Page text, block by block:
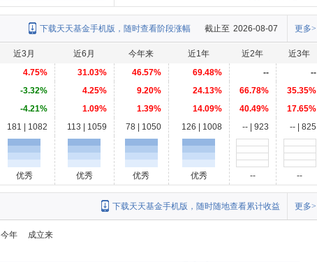
更多>
截止至 2026-08-07
下载天天基金手机版，随时查看阶段涨幅
近3月 近6月 今年来 近1年 近2年
近3年
4.75% 31.03% 46.57% 69.48% --
--
-3.32% 4.25% 9.20% 24.13% 66.78%
35.35%
-4.21% 1.09% 1.39% 14.09% 40.49%
17.65%
181 | 1082 113 | 1059 78 | 1050 126 | 1008 -- | 923 -- | 825
优秀 优秀 优秀 优秀 -- --
更多>
下载天天基金手机版，随时随地查看累计收益
今年 成立来